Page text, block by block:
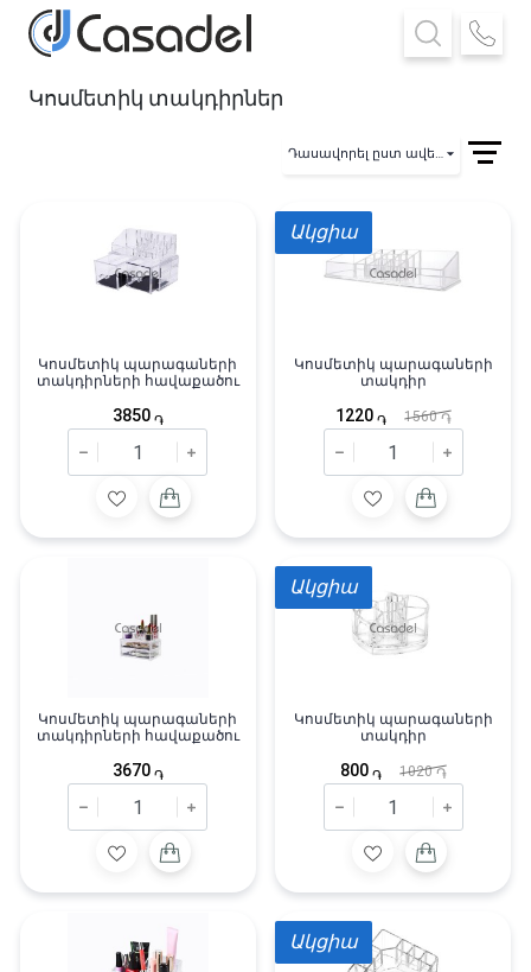
Կոսմետիկ տակդիրներ
Դասավորել ըստ ավելացման
Կոսմետիկ պարագաների
տակդիրների հավաքածու
3850 ֏
Կոսմետիկ պարագաների
տակդիր
1220 ֏ 1560֏
Ակցիա
Կոսմետիկ պարագաների
տակդիրների հավաքածու
3670 ֏
Կոսմետիկ պարագաների
տակդիր
800 ֏ 1020֏
Ակցիա
Ակցիա